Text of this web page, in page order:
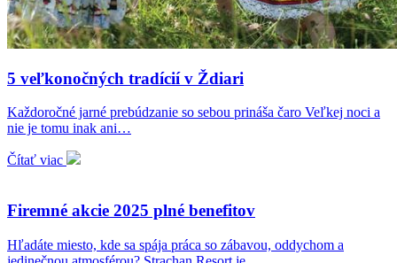
5 veľkonočných tradícií v Ždiari
Každoročné jarné prebúdzanie so sebou prináša čaro Veľkej noci a
nie je tomu inak ani…
Čítať viac
Firemné akcie 2025 plné benefitov
Hľadáte miesto, kde sa spája práca so zábavou, oddychom a